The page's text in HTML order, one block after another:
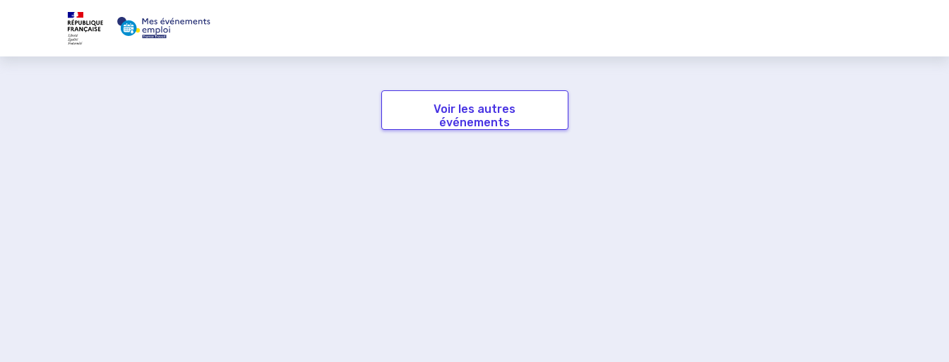
Voir les autres
événements